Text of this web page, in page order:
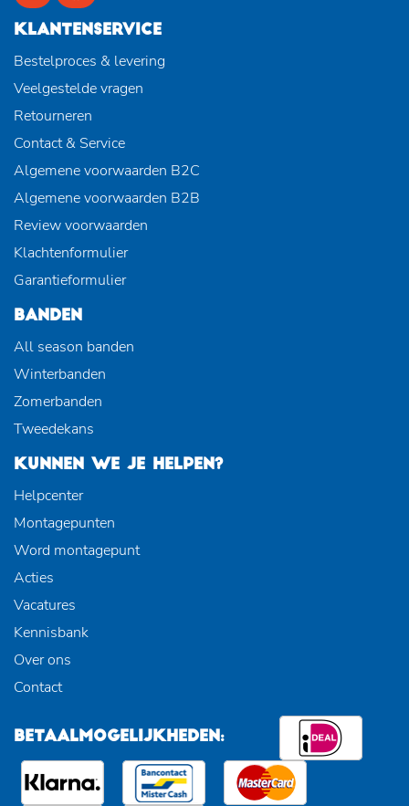
KLANTENSERVICE
Bestelproces & levering
Veelgestelde vragen
Retourneren
Contact & Service
Algemene voorwaarden B2C
Algemene voorwaarden B2B
Review voorwaarden
Klachtenformulier
Garantieformulier
BANDEN
All season banden
Winterbanden
Zomerbanden
Tweedekans
KUNNEN WE JE HELPEN?
Helpcenter
Montagepunten
Word montagepunt
Acties
Vacatures
Kennisbank
Over ons
Contact
BETAALMOGELIJKHEDEN: